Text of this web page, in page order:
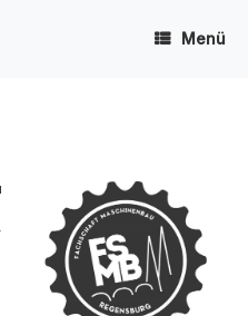
Menü